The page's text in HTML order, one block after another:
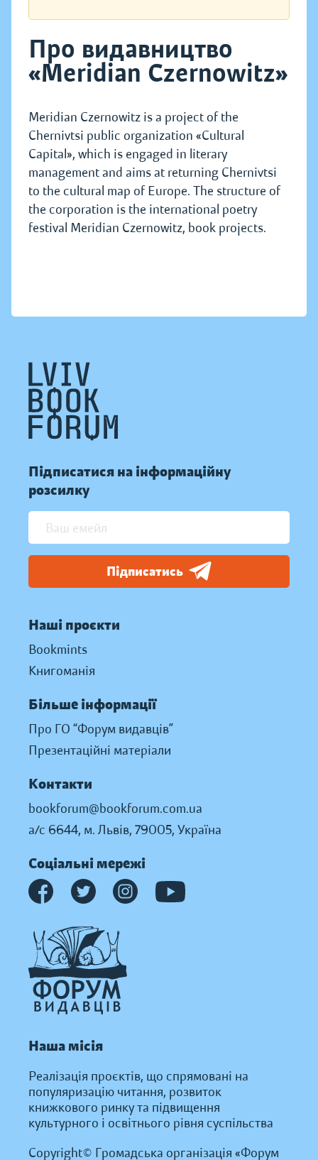
Про видавництво
«Meridian Czernowitz»
Meridian Czernowitz is a project of the
Chernivtsi public organization «Cultural
Capital», which is engaged in literary
management and aims at returning Chernivtsi
to the cultural map of Europe. The structure of
the corporation is the international poetry
festival Meridian Czernowitz, book projects.
Підписатися на інформаційну
розсилку
Підписатись
Наші проєкти
Bookmints
Книгоманія
Більше інформації
Про ГО “Форум видавців”
Презентаційні матеріали
Контакти
bookforum@bookforum.com.ua
а/с 6644, м. Львів, 79005, Україна
Соціальні мережі
Наша місія
Реалізація проєктів, що спрямовані на
популяризацію читання, розвиток
книжкового ринку та підвищення
культурного і освітнього рівня суспільства
Copyright© Громадська організація «Форум